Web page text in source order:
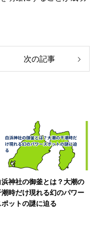
次の記事
浜神社の御釜とは？大潮の
潮時だけ現れる幻のパワー
ポットの謎に迫る